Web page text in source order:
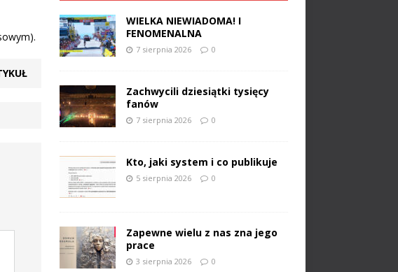
WIELKA NIEWIADOMA! I
FENOMENALNA
7 sierpnia 2026 0
Zachwycili dziesiątki tysięcy
fanów
7 sierpnia 2026 0
Kto, jaki system i co publikuje
5 sierpnia 2026 0
Zapewne wielu z nas zna jego
prace
3 sierpnia 2026 0